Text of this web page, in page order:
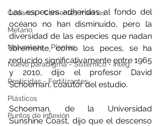
Océanos - Corrientes marinas
Metano
Naturaleza - Plantas
Nuevo paradigma - Sistémico - Integ
Pesticidas - Fertilizantes
Plásticos
Puntos de inflexión
Las especies adheridas al fondo del
océano no han disminuido, pero la
diversidad de las especies que nadan
libremente, como los peces, se ha
reducido significativamente entre 1965
y 2010, dijo el profesor David
Schoeman, coautor del estudio.
Schoeman, de la Universidad
Sunshine Coast, dijo que el descenso